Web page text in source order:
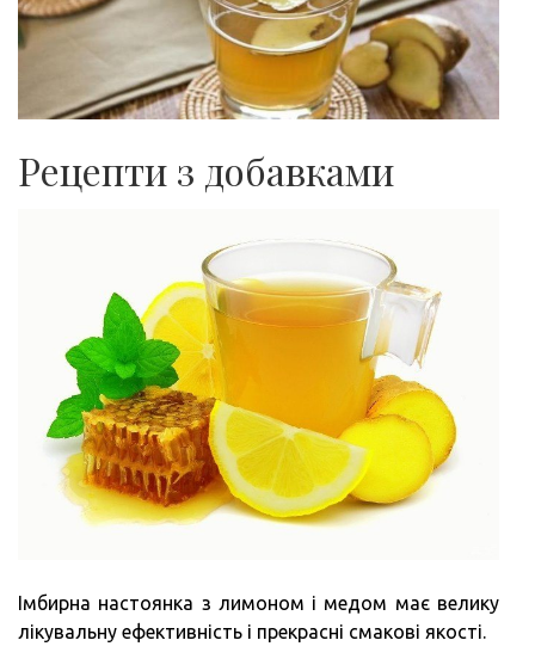
Рецепти з добавками
Імбирна настоянка з лимоном і медом має велику
лікувальну ефективність і прекрасні смакові якості.